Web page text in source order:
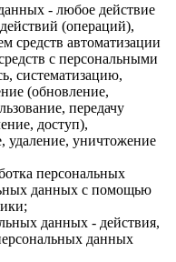
- любое действие
(операций),
средств автоматизации
с персональными
систематизацию,
(обновление,
передачу
доступ),
удаление, уничтожение
персональных
данных с помощью
данных - действия,
данных